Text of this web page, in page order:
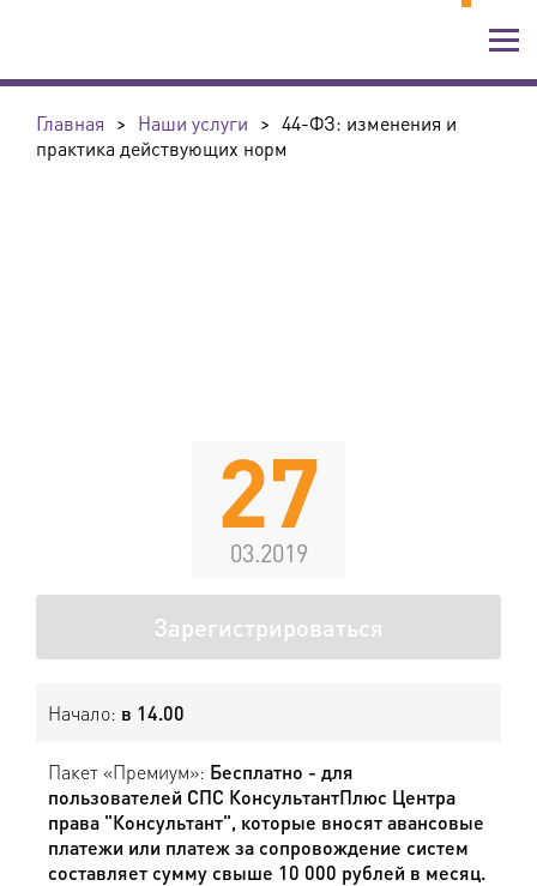
Главная > Наши услуги > 44-ФЗ: изменения и
практика действующих норм
27
03.2019
Зарегистрироваться
Начало: в 14.00
Пакет «Премиум»: Бесплатно - для
пользователей СПС КонсультантПлюс Центра
права "Консультант", которые вносят авансовые
платежи или платеж за сопровождение систем
составляет сумму свыше 10 000 рублей в месяц.